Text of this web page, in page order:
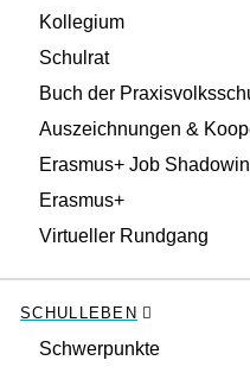
Kollegium
Schulrat
Buch der
Auszeichnungen &
Erasmus+ Job
Erasmus+
Virtueller Rundgang
SCHULLEBEN
Schwerpunkte